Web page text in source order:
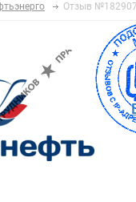
Отзыв №182907